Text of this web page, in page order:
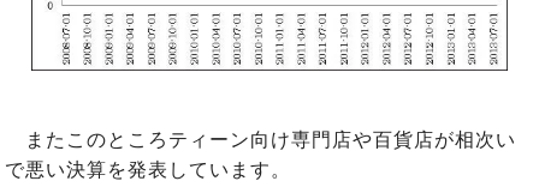
またこのところティーン向け専門店や百貨店が相次い
で悪い決算を発表しています。